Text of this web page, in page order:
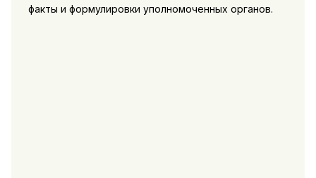
факты и формулировки уполномоченных органов.